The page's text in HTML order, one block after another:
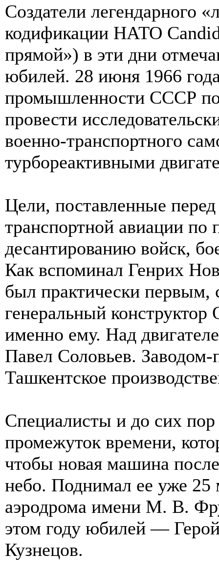
Создатели легендарного
кодификации НАТО
прямой») в эти дни
юбилей. 28 июня 1966
промышленности СССР
провести
военно-транспортного
турбореактивными
Цели, поставленные
транспортной авиации
десантированию войск,
Как вспоминал Генрих
был практически первым,
генеральный
именно ему. Над
Павел Соловьев.
Ташкентское
Специалисты и до сих
промежуток времени,
чтобы новая машина
небо. Поднимал ее уже 25
аэродрома имени М. В.
этом году юбилей —
Кузнецов.